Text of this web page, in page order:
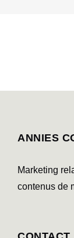
ANNIES
Marketing
contenus de